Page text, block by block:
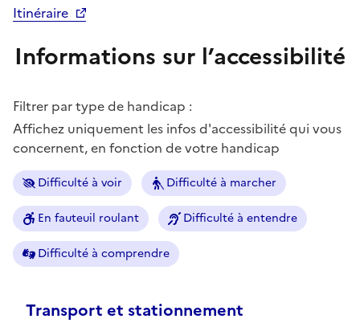
Itinéraire
Informations sur l’accessibilité
Filtrer par type de handicap :
Affichez uniquement les infos d'accessibilité qui vous
concernent, en fonction de votre handicap
Difficulté à voir Difficulté à marcher
En fauteuil roulant Difficulté à entendre
Difficulté à comprendre
Transport et stationnement